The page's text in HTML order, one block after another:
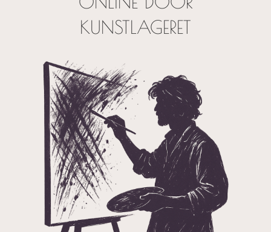
KUNSTLAGERET